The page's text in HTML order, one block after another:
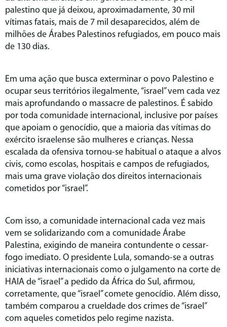
palestino que já deixou, aproximadamente, 30 mil
vítimas fatais, mais de 7 mil desaparecidos, além de
milhões de Árabes Palestinos refugiados, em pouco mais
de 130 dias.
Em uma ação que busca exterminar o povo Palestino e
ocupar seus territórios ilegalmente, “israel” vem cada vez
mais aprofundando o massacre de palestinos. É sabido
por toda comunidade internacional, inclusive por países
que apoiam o genocídio, que a maioria das vítimas do
exército israelense são mulheres e crianças. Nessa
escalada da ofensiva tornou-se habitual o ataque a alvos
civis, como escolas, hospitais e campos de refugiados,
mais uma grave violação dos direitos internacionais
cometidos por “israel”.
Com isso, a comunidade internacional cada vez mais
vem se solidarizando com a comunidade Árabe
Palestina, exigindo de maneira contundente o cessar-
fogo imediato. O presidente Lula, somando-se a outras
iniciativas internacionais como o julgamento na corte de
HAIA de “israel” a pedido da África do Sul, afirmou,
corretamente, que “israel” comete genocídio. Além disso,
também comparou a crueldade dos crimes de “israel”
com aqueles cometidos pelo regime nazista.